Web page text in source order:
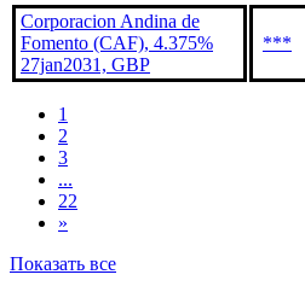
Corporacion Andina de
Fomento (CAF), 4.375%
27jan2031, GBP
***
1
2
3
...
22
»
Показать все